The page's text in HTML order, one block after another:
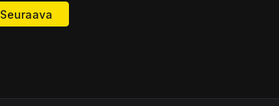
Seuraava artikkeli: Kiellettyjä ajatuksia? Onko
Seuraava